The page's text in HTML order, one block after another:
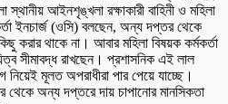
আইনশৃঙ্খলা রক্ষাকারী বাহিনী ও মহিলা
ইনচার্জ (ওসি) বলছেন, অন্য দপ্তর থেকে
করার থাকে না। আবার মহিলা বিষয়ক কর্মকর্তা
সীমাবদ্ধ রাখছেন। প্রশাসনিক এই লাল
মূলত অপরাধীরা পার পেয়ে যাচ্ছে।
থেকে অন্য দপ্তরে দায় চাপানোর মানসিকতা